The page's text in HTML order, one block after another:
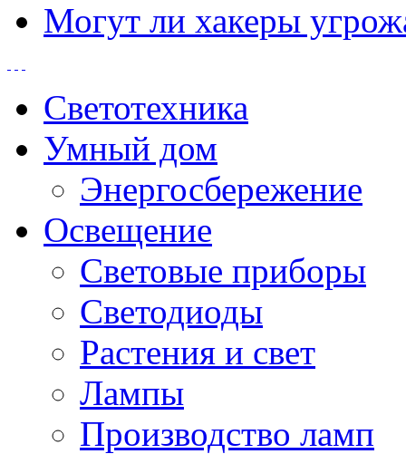
Могут ли хакеры
Светотехника
Умный дом
Энергосбережение
Освещение
Световые приборы
Светодиоды
Растения и свет
Лампы
Производство ламп